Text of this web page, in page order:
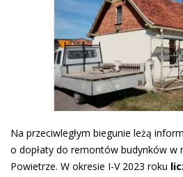
Na przeciwległym biegunie leżą
o dopłaty do remontów budynków w
Powietrze. W okresie I-V 2023 roku